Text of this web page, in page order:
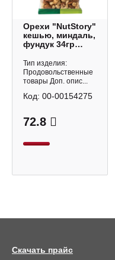
Орехи "NutStory"
кешью, миндаль,
фундук 34гр
Тип изделия:
Продовольственные
товары Доп. опис...
72.8
Код: 00-00154275
Скачать прайс